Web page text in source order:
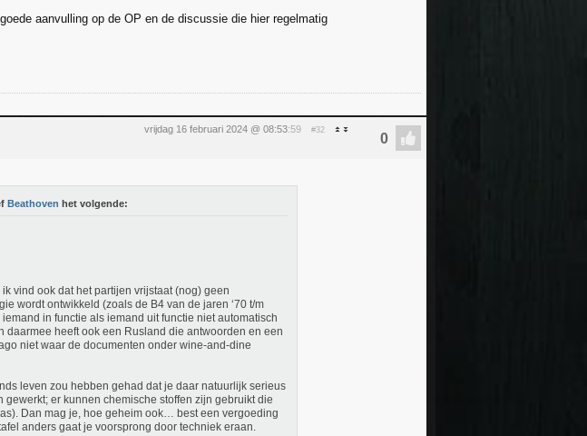
aanvulling op de OP en de discussie die hier regelmatig
vrijdag 16 februari 2024 @ 08:53:59 #32
Beathoven het volgende:
vind ook dat het partijen vrijstaat (nog) geen
wordt ontwikkeld (zoals de B4 van de jaren ‘70 t/m
in functie als iemand uit functie niet automatisch
heeft ook een Rusland die antwoorden en een
niet waar de documenten onder wine-and-dine
leven zou hebben gehad dat je daar natuurlijk serieus
er kunnen chemische stoffen zijn gebruikt die
Dan mag je, hoe geheim ook… best een vergoeding
anders gaat je voorsprong door techniek eraan.